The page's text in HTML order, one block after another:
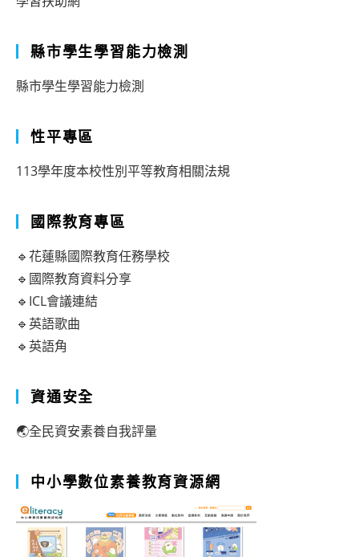
縣市學生學習能力檢測
縣市學生學習能力檢測
性平專區
113學年度本校性別平等教育相關法規
國際教育專區
🔹花蓮縣國際教育任務學校
🔹國際教育資料分享
🔹ICL會議連結
🔹英語歌曲
🔹英語角
資通安全
🌏全民資安素養自我評量
中小學數位素養教育資源網